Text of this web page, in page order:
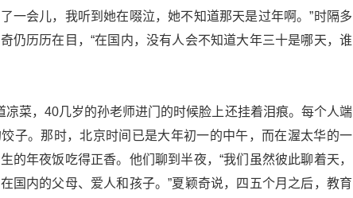
一会儿，我听到她在啜泣，她不知道那天是过年啊。”时隔多
仍历历在目，“在国内，没有人会不知道大年三十是哪天，谁
凉菜，40几岁的孙老师进门的时候脸上还挂着泪痕。每个人端
子。那时，北京时间已是大年初一的中午，而在渥太华的一
的年夜饭吃得正香。他们聊到半夜，“我们虽然彼此聊着天，
国内的父母、爱人和孩子。”夏颖奇说，四五个月之后，教育